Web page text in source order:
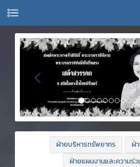
ฝ่ายบริหารทรัพยากร
ฝ่
ฝ่ายแผนงานและความร่